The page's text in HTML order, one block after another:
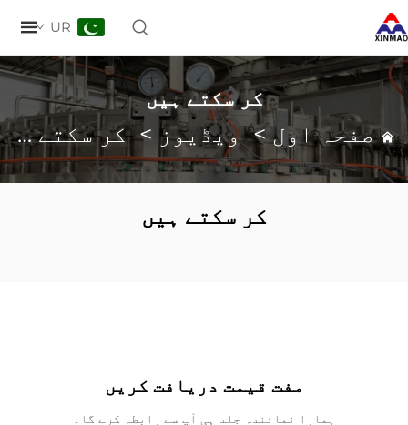
کر سکتے ہیں
اول>ویڈیوز>کر سکتے ہیں
کر سکتے ہیں
مفت قیمت دریافت کریں
ہمارا نمائندہ جلد ہی آپ سے رابطہ کرے گا۔